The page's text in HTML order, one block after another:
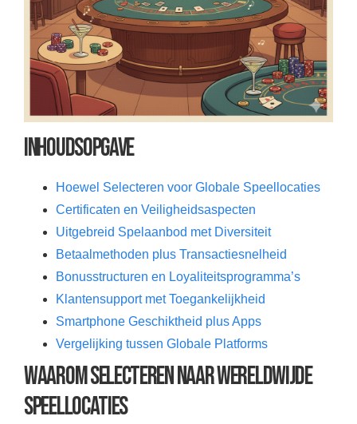
Inhoudsopgave
Hoewel Selecteren voor Globale Speellocaties
Certificaten en Veiligheidsaspecten
Uitgebreid Spelaanbod met Diversiteit
Betaalmethoden plus Transactiesnelheid
Bonusstructuren en Loyaliteitsprogramma’s
Klantensupport met Toegankelijkheid
Smartphone Geschiktheid plus Apps
Vergelijking tussen Globale Platforms
Waarom Selecteren naar Wereldwijde
Speellocaties